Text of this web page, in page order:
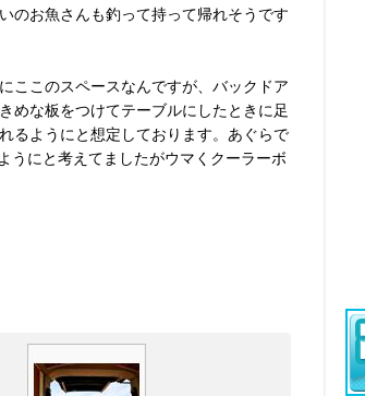
のお魚さんも釣って持って帰れそうです
ここのスペースなんですが、バックドア
めな板をつけてテーブルにしたときに足
るようにと想定しております。あぐらで
うにと考えてましたがウマくクーラーボ